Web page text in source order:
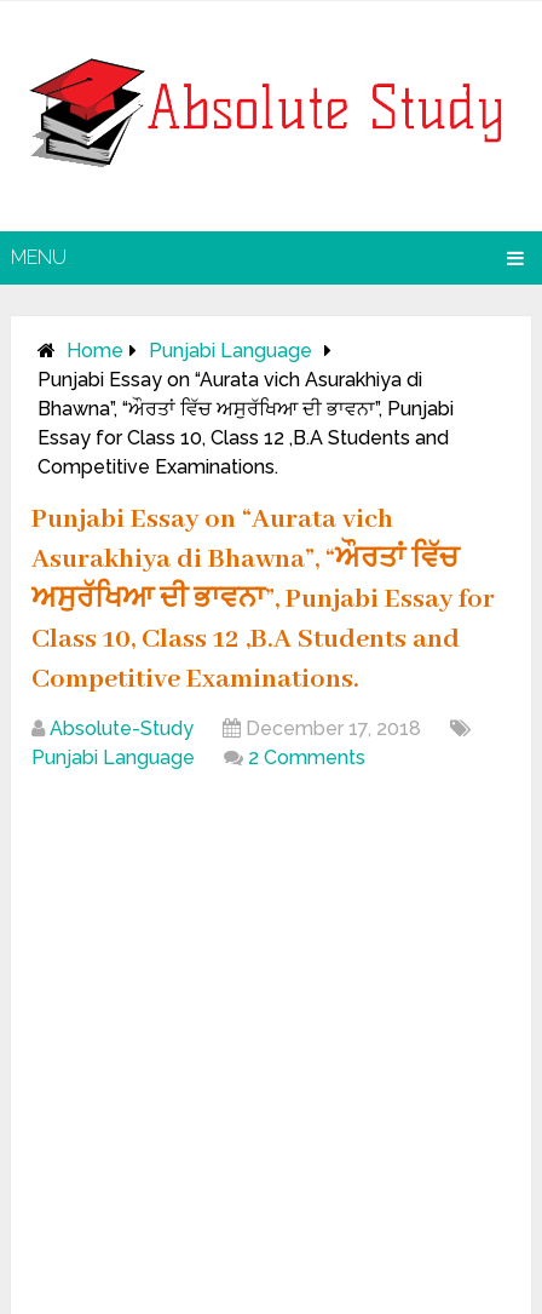
MENU
Home
Punjabi Language
Punjabi Essay on “Aurata vich Asurakhiya di
Bhawna”, “ਔਰਤਾਂ ਵਿੱਚ ਅਸੁਰੱਖਿਆ ਦੀ ਭਾਵਨਾ”, Punjabi
Essay for Class 10, Class 12 ,B.A Students and
Competitive Examinations.
Punjabi Essay on “Aurata vich
Asurakhiya di Bhawna”, “ਔਰਤਾਂ ਵਿੱਚ
ਅਸੁਰੱਖਿਆ ਦੀ ਭਾਵਨਾ”, Punjabi Essay for
Class 10, Class 12 ,B.A Students and
Competitive Examinations.
Absolute-Study
December 17, 2018
Punjabi Language
2 Comments